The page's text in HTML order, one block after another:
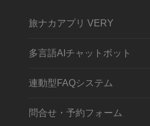
旅ナカアプリ VERY
多言語AIチャットボット
連動型FAQシステム
問合せ・予約フォーム